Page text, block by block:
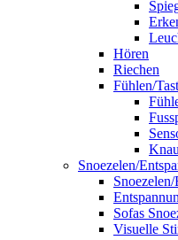
Hören
Riechen
Fühlen/
Snoezelen/
Sofas
Visuelle